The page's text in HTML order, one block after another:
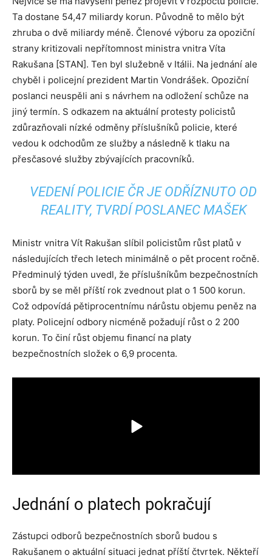
Ta dostane 54,47 miliardy korun. Původně to mělo být
zhruba o dvě miliardy méně. Členové výboru za opoziční
strany kritizovali nepřítomnost ministra vnitra Víta
Rakušana [STAN]. Ten byl služebně v Itálii. Na jednání ale
chyběl i policejní prezident Martin Vondrášek. Opoziční
poslanci neuspěli ani s návrhem na odložení schůze na
jiný termín. S odkazem na aktuální protesty policistů
zdůrazňovali nízké odměny příslušníků policie, které
vedou k odchodům ze služby a následně k tlaku na
přesčasové služby zbývajících pracovníků.
VEDENÍ POLICIE ČR JE ODŘÍZNUTO OD
REALITY, TVRDÍ POSLANEC MAŠEK
Ministr vnitra Vít Rakušan slíbil policistům růst platů v
následujících třech letech minimálně o pět procent ročně.
Předminulý týden uvedl, že příslušníkům bezpečnostních
sborů by se měl příští rok zvednout plat o 1 500 korun.
Což odpovídá pětiprocentnímu nárůstu objemu peněz na
platy. Policejní odbory nicméně požadují růst o 2 200
korun. To činí růst objemu financí na platy
bezpečnostních složek o 6,9 procenta.
Jednání o platech pokračují
Zástupci odborů bezpečnostních sborů budou s
Rakušanem o aktuální situaci jednat příští čtvrtek. Někteří